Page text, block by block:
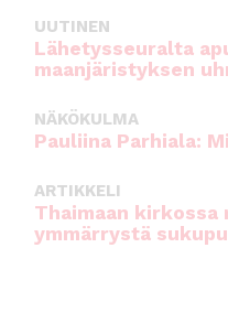
UUTINEN
Lähetysseuralta
maanjäristyksen
NÄKÖKULMA
Pauliina Parhiala:
ARTIKKELI
Thaimaan kirkossa
ymmärrystä